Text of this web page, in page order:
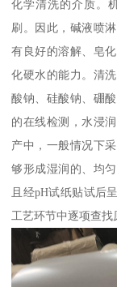
化学清洗的介质。
刷。因此，碱液喷
有良好的溶解、皂
化硬水的能力。清
酸钠、硅酸钠、硼
的在线检测，水浸
产中，一般情况下
够形成湿润的、均
且经pH试纸贴试后
工艺环节中逐项查找